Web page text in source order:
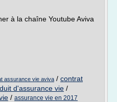
à la chaîne Youtube Aviva
assurance vie aviva / contrat
d'assurance vie /
/ assurance vie en 2017